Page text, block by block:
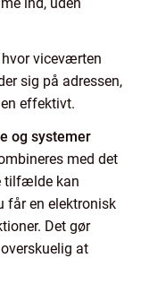
viceværten
sig på adressen,
effektivt.
og systemer
med det
tilfælde kan
får en elektronisk
Det gør
at